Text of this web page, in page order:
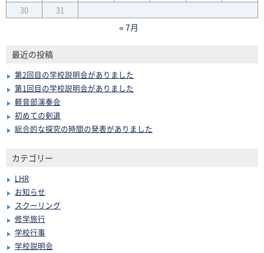
30
31
« 7月
最近の投稿
第2回目の学校説明会がありました
第1回目の学校説明会がありました
軽音部演奏会
初めての剣道
総合的な探究の時間の発表がありました
カテゴリー
LHR
お知らせ
スクーリング
修学旅行
学校行事
学校説明会